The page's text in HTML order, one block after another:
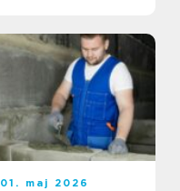
01. maj 2026